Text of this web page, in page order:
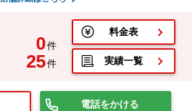
0件
25件
料金表
実績一覧
電話をかける